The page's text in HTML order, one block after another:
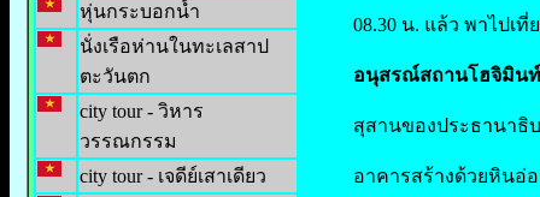
หุ่นกระบอกน้ำ
นั่งเรือห่านในทะเลสาป
ตะวันตก
city tour - วิหาร
วรรณกรรม
city tour - เจดีย์เสาเดียว
08.30 น. แล้ว พาไปเที่
อนุสรณ์สถานโฮจิมินท์
สุสานของประธานาธิ
อาคารสร้างด้วยหินอ่